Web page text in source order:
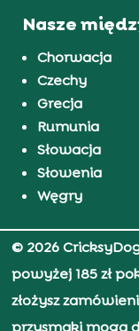
Nasze
Chorwacja
Czechy
Grecja
Rumunia
Słowacja
Słowenia
Węgry
© 2026
powyżej 185 zł
złożysz
przysmaki mogą